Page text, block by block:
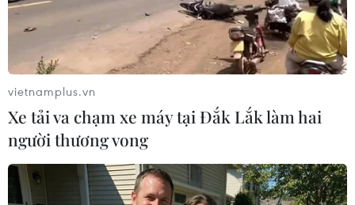
"Ông trùm" Murdoch bị tấn công
19/07/2011 23:45
News Corp sẽ bị điều tra toàn cầu vì
đưa hối lộ?
vietnamplus.vn
Xe tải va chạm xe máy tại Đắk Lắk làm hai
người thương vong